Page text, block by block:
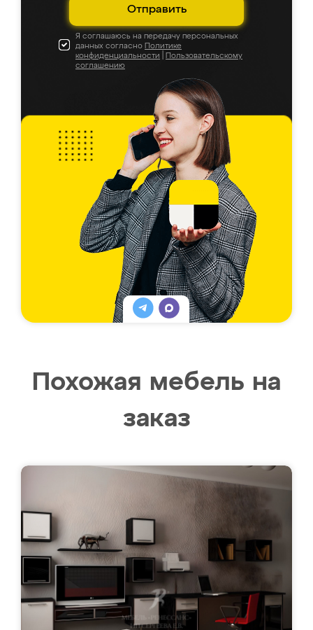
Отправить
Я соглашаюсь на передачу персональных
данных согласно Политике
конфиденциальности
Пользовательскому
соглашению
Похожая мебель на
заказ